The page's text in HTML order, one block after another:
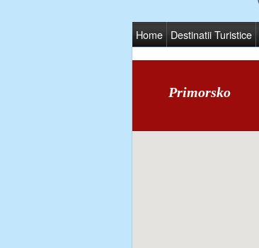
Home Destinatii Turistice
Primorsko